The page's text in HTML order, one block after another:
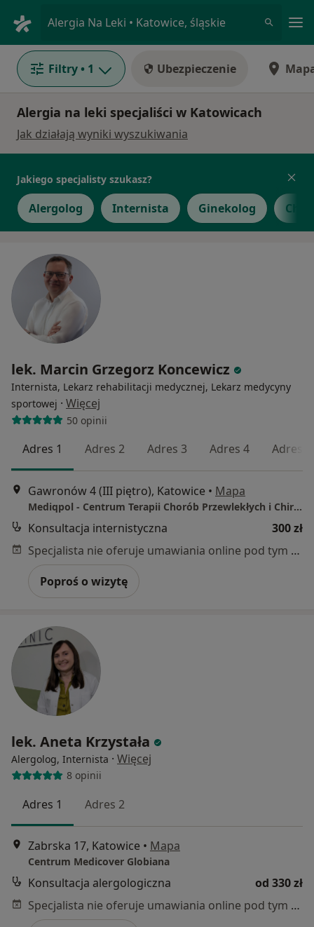
Alergia Na Leki • Katowice, śląskie
Filtry • 1 Ubezpieczenie
Alergia na leki specjaliści w Katowicach
Jak działają wyniki wyszukiwania
Jakiego specjalisty szukasz?
Alergolog Internista Ginekolog
lek. Marcin Grzegorz Koncewicz
Internista, Lekarz rehabilitacji medycznej, Lekarz medycyny
sportowej · Więcej
50 opinii
Adres 1 Adres 2 Adres 3 Adres 4 Adres 5
Gawronów 4 (III piętro), Katowice • Mapa
Mediqpol - Centrum Terapii Chorób Przewlekłych i Chirurgii Wielospecjalistycznej
Konsultacja internistyczna
300 zł
Specjalista nie oferuje umawiania online pod tym adresem.
Poproś o wizytę
lek. Aneta Krzystała
Alergolog, Internista · Więcej
8 opinii
Adres 1 Adres 2
Zabrska 17, Katowice • Mapa
Centrum Medicover Globiana
Konsultacja alergologiczna
od 330 zł
Specjalista nie oferuje umawiania online pod tym adresem.